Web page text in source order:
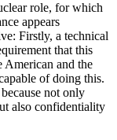
role, for which
appears
Firstly, a technical
that this
American and the
of doing this.
not only
also confidentiality